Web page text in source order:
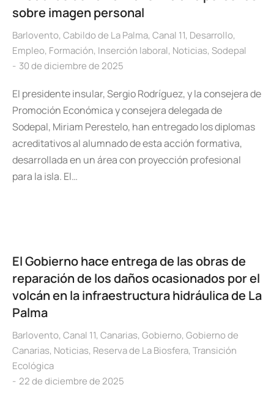
sobre imagen personal
Barlovento, Cabildo de La Palma, Canal 11, Desarrollo,
Empleo, Formación, Inserción laboral, Noticias, Sodepal
30 de diciembre de 2025
El presidente insular, Sergio Rodríguez, y la consejera de
Promoción Económica y consejera delegada de
Sodepal, Miriam Perestelo, han entregado los diplomas
acreditativos al alumnado de esta acción formativa,
desarrollada en un área con proyección profesional
para la isla. El…
El Gobierno hace entrega de las obras de
reparación de los daños ocasionados por el
volcán en la infraestructura hidráulica de La
Palma
Barlovento, Canal 11, Canarias, Gobierno, Gobierno de
Canarias, Noticias, Reserva de La Biosfera, Transición
Ecológica
22 de diciembre de 2025